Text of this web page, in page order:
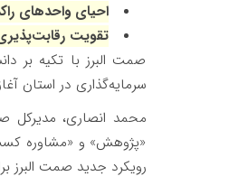
احیای واحدهای
تقویت
صمت البرز با تکیه بر
سرمایه‌گذاری در استان
محمد انصاری، مدیرکل
«پژوهش» و «مشاوره
رویکرد جدید صمت